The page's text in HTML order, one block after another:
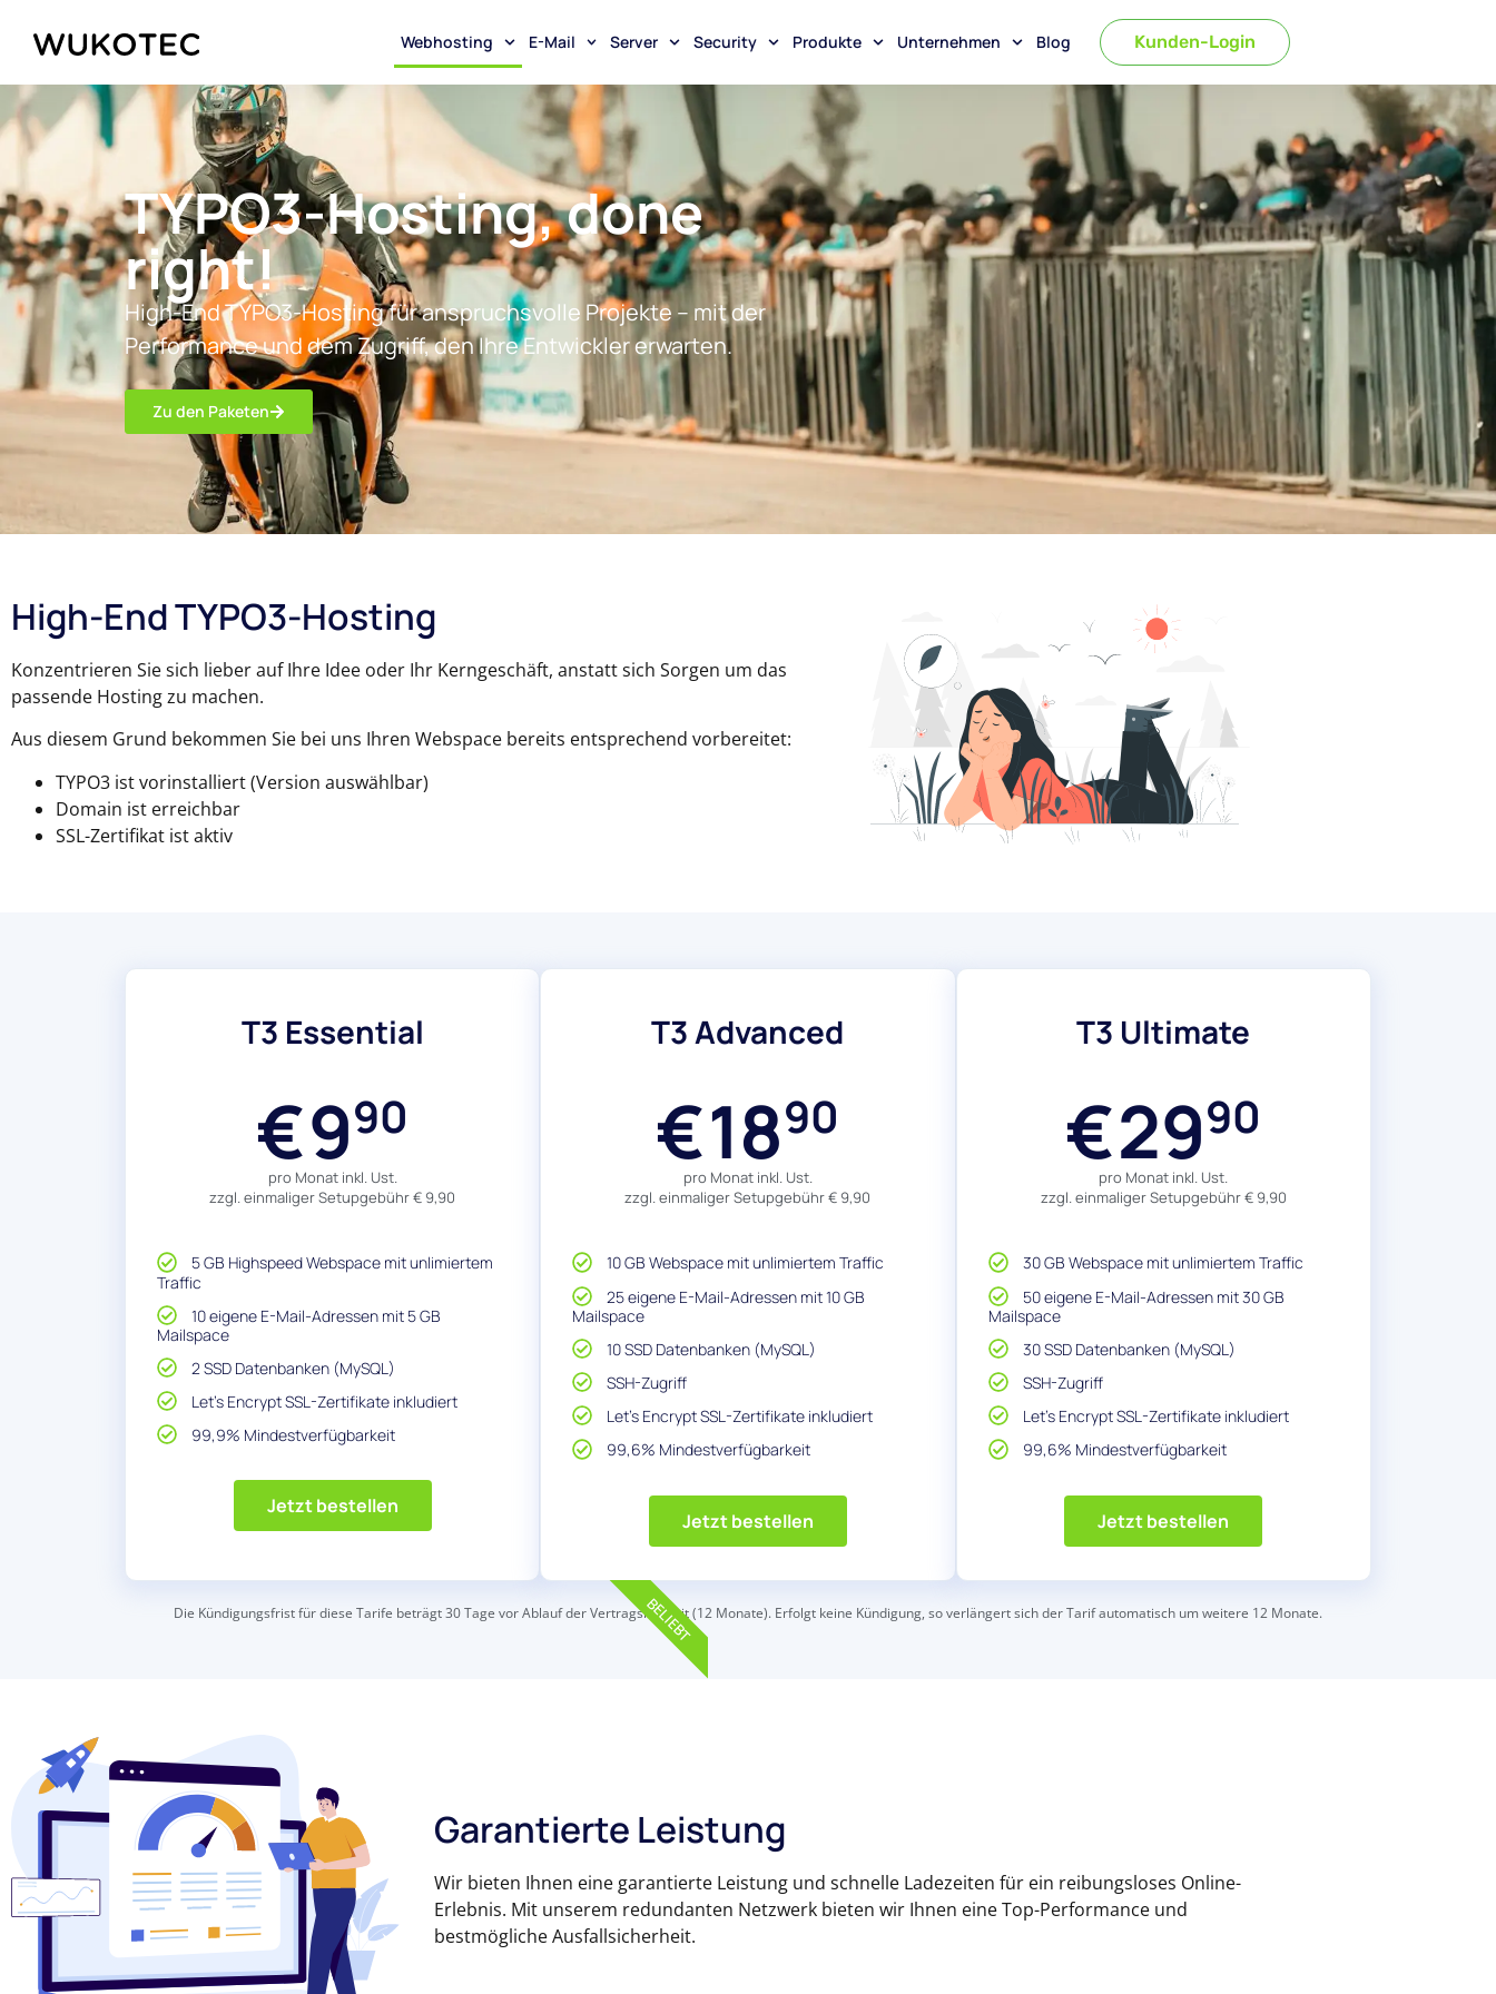
Webhosting E-Mail Server Security Produkte Unternehmen Blog Kunden-Login
TYPO3-Hosting, done
right!
High-End TYPO3-Hosting für anspruchsvolle Projekte – mit der
Performance und dem Zugriff, den Ihre Entwickler erwarten.
Zu den Paketen
High-End TYPO3-Hosting
Konzentrieren Sie sich lieber auf Ihre Idee oder Ihr Kerngeschäft, anstatt sich Sorgen um das
passende Hosting zu machen.
Aus diesem Grund bekommen Sie bei uns Ihren Webspace bereits entsprechend vorbereitet:
TYPO3 ist vorinstalliert (Version auswählbar)
Domain ist erreichbar
SSL-Zertifikat ist aktiv
T3 Essential
€990
pro Monat inkl. Ust.
zzgl. einmaliger Setupgebühr € 9,90
5 GB Highspeed Webspace mit unlimiertem
Traffic​
10 eigene E-Mail-Adressen mit 5 GB
Mailspace​
2 SSD Datenbanken (MySQL)
Let's Encrypt SSL-Zertifikate inkludiert
99,9% Mindestverfügbarkeit
Jetzt bestellen
T3 Advanced
€1890
pro Monat inkl. Ust.
zzgl. einmaliger Setupgebühr € 9,90
10 GB Webspace mit unlimiertem Traffic
25 eigene E-Mail-Adressen mit 10 GB
Mailspace
10 SSD Datenbanken (MySQL)
SSH-Zugriff
Let's Encrypt SSL-Zertifikate inkludiert
99,6% Mindestverfügbarkeit
Jetzt bestellen
BELIEBT
T3 Ultimate
€2990
pro Monat inkl. Ust.
zzgl. einmaliger Setupgebühr € 9,90
30 GB Webspace mit unlimiertem Traffic
50 eigene E-Mail-Adressen mit 30 GB
Mailspace
30 SSD Datenbanken (MySQL)
SSH-Zugriff
Let's Encrypt SSL-Zertifikate inkludiert
99,6% Mindestverfügbarkeit
Jetzt bestellen
Die Kündigungsfrist für diese Tarife beträgt 30 Tage vor Ablauf der Vertragslaufzeit (12 Monate). Erfolgt keine Kündigung, so verlängert sich der Tarif automatisch um weitere 12 Monate.
Garantierte Leistung
Wir bieten Ihnen eine garantierte Leistung und schnelle Ladezeiten für ein reibungsloses Online-
Erlebnis. Mit unserem redundanten Netzwerk bieten wir Ihnen eine Top-Performance und
bestmögliche Ausfallsicherheit.